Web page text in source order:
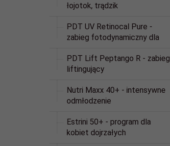
łojotok, trądzik
PDT UV Retinocal Pure -
zabieg fotodynamiczny dla
PDT Lift Peptango R - zabieg
liftingujący
Nutri Maxx 40+ - intensywne
odmłodzenie
Estrini 50+ - program dla
kobiet dojrzałych